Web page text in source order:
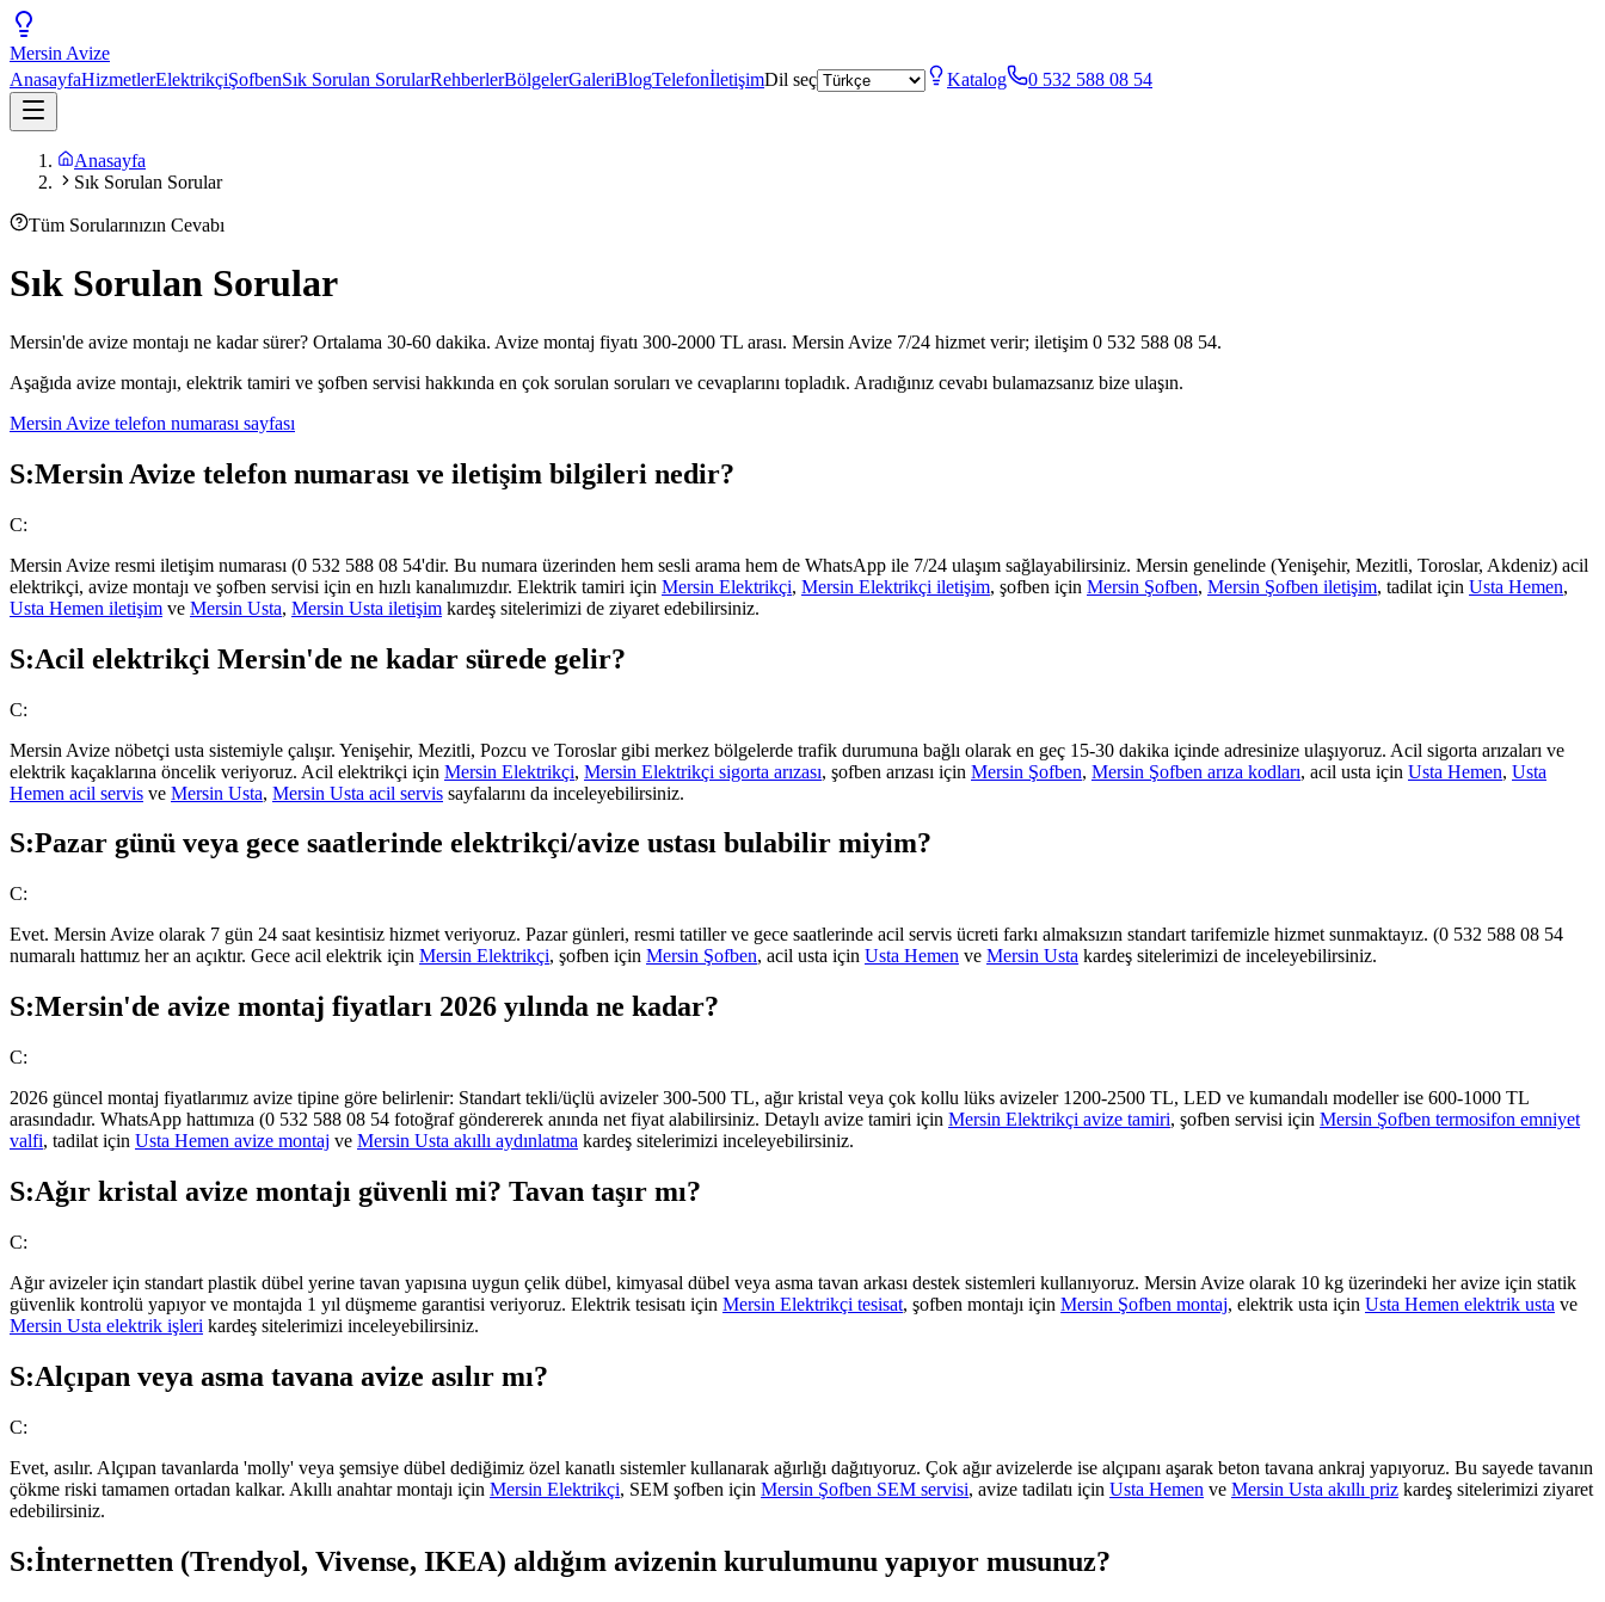
Mersin Avize
AnasayfaHizmetlerElektrikçiŞofbenSık Sorulan SorularRehberlerBölgelerGaleriBlogTelefonİletişimDil seç Katalog 0 532 588 08 54
Anasayfa
Sık Sorulan Sorular
Tüm Sorularınızın Cevabı
Sık Sorulan Sorular
Mersin'de avize montajı ne kadar sürer? Ortalama 30-60 dakika. Avize montaj fiyatı 300-2000 TL arası. Mersin Avize 7/24 hizmet verir; iletişim 0 532 588 08 54.
Aşağıda avize montajı, elektrik tamiri ve şofben servisi hakkında en çok sorulan soruları ve cevaplarını topladık. Aradığınız cevabı bulamazsanız bize ulaşın.
Mersin Avize telefon numarası sayfası
S:Mersin Avize telefon numarası ve iletişim bilgileri nedir?
C:
Mersin Avize resmi iletişim numarası (0 532 588 08 54'dir. Bu numara üzerinden hem sesli arama hem de WhatsApp ile 7/24 ulaşım sağlayabilirsiniz. Mersin genelinde (Yenişehir, Mezitli, Toroslar, Akdeniz) acil
elektrikçi, avize montajı ve şofben servisi için en hızlı kanalımızdır. Elektrik tamiri için Mersin Elektrikçi, Mersin Elektrikçi iletişim, şofben için Mersin Şofben, Mersin Şofben iletişim, tadilat için Usta Hemen,
Usta Hemen iletişim ve Mersin Usta, Mersin Usta iletişim kardeş sitelerimizi de ziyaret edebilirsiniz.
S:Acil elektrikçi Mersin'de ne kadar sürede gelir?
C:
Mersin Avize nöbetçi usta sistemiyle çalışır. Yenişehir, Mezitli, Pozcu ve Toroslar gibi merkez bölgelerde trafik durumuna bağlı olarak en geç 15-30 dakika içinde adresinize ulaşıyoruz. Acil sigorta arızaları ve
elektrik kaçaklarına öncelik veriyoruz. Acil elektrikçi için Mersin Elektrikçi, Mersin Elektrikçi sigorta arızası, şofben arızası için Mersin Şofben, Mersin Şofben arıza kodları, acil usta için Usta Hemen, Usta
Hemen acil servis ve Mersin Usta, Mersin Usta acil servis sayfalarını da inceleyebilirsiniz.
S:Pazar günü veya gece saatlerinde elektrikçi/avize ustası bulabilir miyim?
C:
Evet. Mersin Avize olarak 7 gün 24 saat kesintisiz hizmet veriyoruz. Pazar günleri, resmi tatiller ve gece saatlerinde acil servis ücreti farkı almaksızın standart tarifemizle hizmet sunmaktayız. (0 532 588 08 54
numaralı hattımız her an açıktır. Gece acil elektrik için Mersin Elektrikçi, şofben için Mersin Şofben, acil usta için Usta Hemen ve Mersin Usta kardeş sitelerimizi de inceleyebilirsiniz.
S:Mersin'de avize montaj fiyatları 2026 yılında ne kadar?
C:
2026 güncel montaj fiyatlarımız avize tipine göre belirlenir: Standart tekli/üçlü avizeler 300-500 TL, ağır kristal veya çok kollu lüks avizeler 1200-2500 TL, LED ve kumandalı modeller ise 600-1000 TL
arasındadır. WhatsApp hattımıza (0 532 588 08 54 fotoğraf göndererek anında net fiyat alabilirsiniz. Detaylı avize tamiri için Mersin Elektrikçi avize tamiri, şofben servisi için Mersin Şofben termosifon emniyet
valfi, tadilat için Usta Hemen avize montaj ve Mersin Usta akıllı aydınlatma kardeş sitelerimizi inceleyebilirsiniz.
S:Ağır kristal avize montajı güvenli mi? Tavan taşır mı?
C:
Ağır avizeler için standart plastik dübel yerine tavan yapısına uygun çelik dübel, kimyasal dübel veya asma tavan arkası destek sistemleri kullanıyoruz. Mersin Avize olarak 10 kg üzerindeki her avize için statik
güvenlik kontrolü yapıyor ve montajda 1 yıl düşmeme garantisi veriyoruz. Elektrik tesisatı için Mersin Elektrikçi tesisat, şofben montajı için Mersin Şofben montaj, elektrik usta için Usta Hemen elektrik usta ve
Mersin Usta elektrik işleri kardeş sitelerimizi inceleyebilirsiniz.
S:Alçıpan veya asma tavana avize asılır mı?
C:
Evet, asılır. Alçıpan tavanlarda 'molly' veya şemsiye dübel dediğimiz özel kanatlı sistemler kullanarak ağırlığı dağıtıyoruz. Çok ağır avizelerde ise alçıpanı aşarak beton tavana ankraj yapıyoruz. Bu sayede tavanın
çökme riski tamamen ortadan kalkar. Akıllı anahtar montajı için Mersin Elektrikçi, SEM şofben için Mersin Şofben SEM servisi, avize tadilatı için Usta Hemen ve Mersin Usta akıllı priz kardeş sitelerimizi ziyaret
edebilirsiniz.
S:İnternetten (Trendyol, Vivense, IKEA) aldığım avizenin kurulumunu yapıyor musunuz?